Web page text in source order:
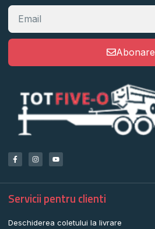
Abonare
Servicii pentru clienti
Deschiderea coletului la livrare